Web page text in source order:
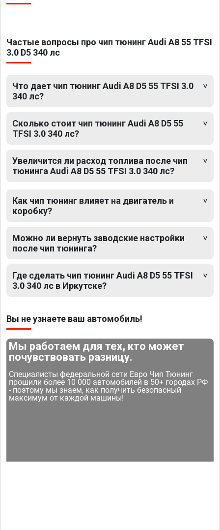
Частые вопросы про чип тюнинг Audi A8 55 TFSI
3.0 D5 340 лс
Что дает чип тюнинг Audi A8 D5 55 TFSI 3.0
340 лс?
Сколько стоит чип тюнинг Audi A8 D5 55
TFSI 3.0 340 лс?
Увеличится ли расход топлива после чип
тюнинга Audi A8 D5 55 TFSI 3.0 340 лс?
Как чип тюнинг влияет на двигатель и
коробку?
Можно ли вернуть заводские настройки
после чип тюнинга?
Где сделать чип тюнинг Audi A8 D5 55 TFSI
3.0 340 лс в Иркутске?
Вы не узнаете ваш автомобиль!
Мы работаем для тех, кто может
почувствовать разницу.
Специалисты федеральной сети Евро Чип Тюнинг
прошили более 10 000 автомобилей в 50+ городах РФ
- поэтому мы знаем, как получить безопасный
максимум от каждой машины!